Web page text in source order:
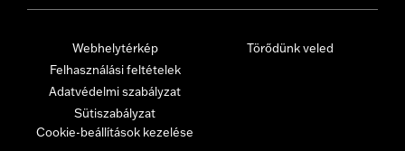
Webhelytérkép
Felhasználási feltételek
Adatvédelmi szabályzat
Sütiszabályzat
Cookie-beállítások kezelése
Törődünk veled